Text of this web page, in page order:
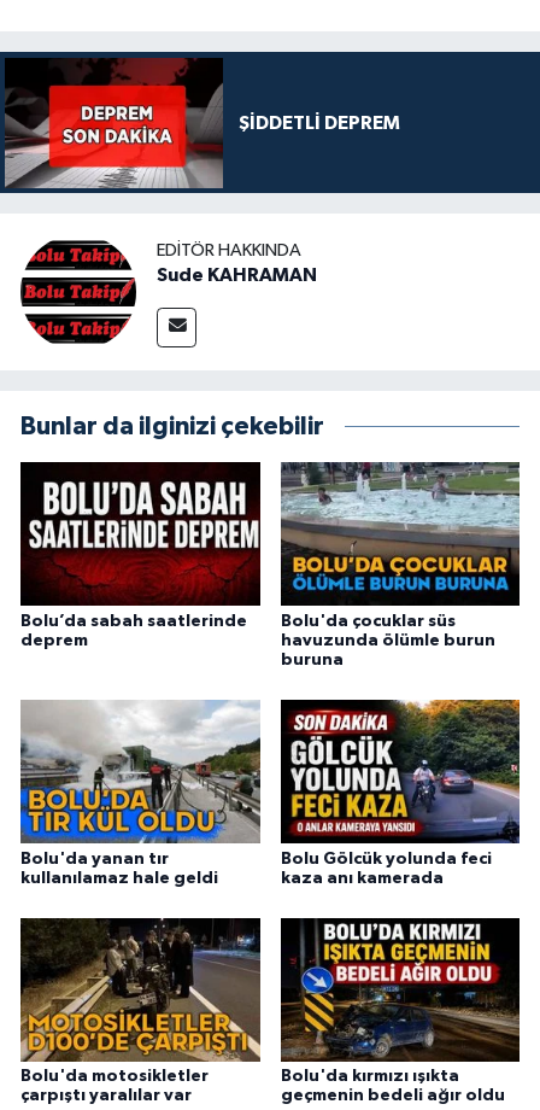
ŞİDDETLİ DEPREM
EDITÖR HAKKINDA
Sude KAHRAMAN
Bunlar da ilginizi çekebilir
Bolu’da sabah saatlerinde
deprem
Bolu'da çocuklar süs
havuzunda ölümle burun
buruna
Bolu'da yanan tır
kullanılamaz hale geldi
Bolu Gölcük yolunda feci
kaza anı kamerada
Bolu'da motosikletler
çarpıştı yaralılar var
Bolu'da kırmızı ışıkta
geçmenin bedeli ağır oldu